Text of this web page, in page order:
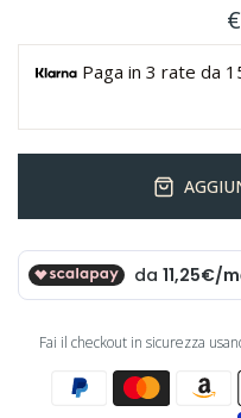
Paga in 3 rate da
Fai il checkout in sicurezza